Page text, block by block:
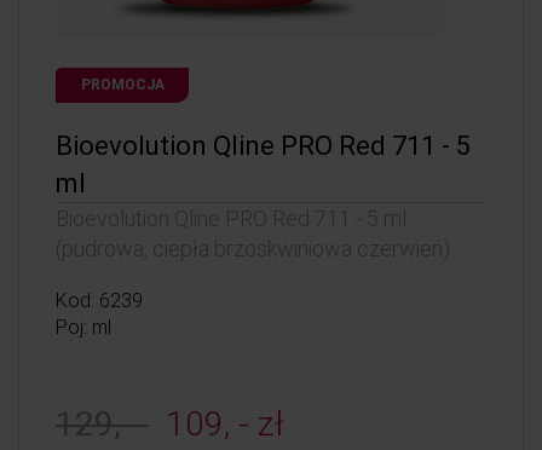
PROMOCJA
Bioevolution Qline PRO Red 711 - 5
ml
Bioevolution Qline PRO Red 711 - 5 ml
(pudrowa, ciepła brzoskwiniowa czerwień)
Kod: 6239
Poj: ml
129, - 109, - zł